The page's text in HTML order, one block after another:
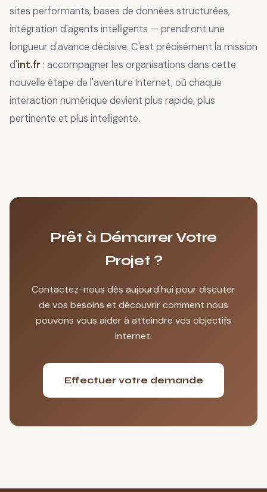
sites performants, bases de données structurées,
intégration d'agents intelligents — prendront une
longueur d'avance décisive. C'est précisément la mission
d'int.fr : accompagner les organisations dans cette
nouvelle étape de l'aventure Internet, où chaque
interaction numérique devient plus rapide, plus
pertinente et plus intelligente.
Prêt à Démarrer Votre
Projet ?
Contactez-nous dès aujourd'hui pour discuter
de vos besoins et découvrir comment nous
pouvons vous aider à atteindre vos objectifs
Internet.
Effectuer votre demande